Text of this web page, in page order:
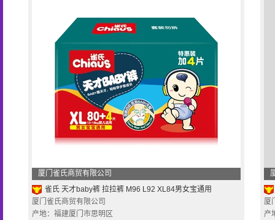
厦门雀氏商贸有限公司
雀氏 天才baby裤 拉拉裤 M96 L92 XL84男女宝通用
厦门雀氏商贸有限公司
产地：福建厦门市思明区
厦
产